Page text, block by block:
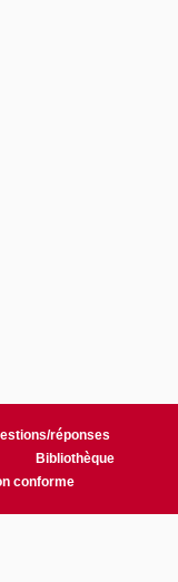
réponses
Bibliothèque
conforme